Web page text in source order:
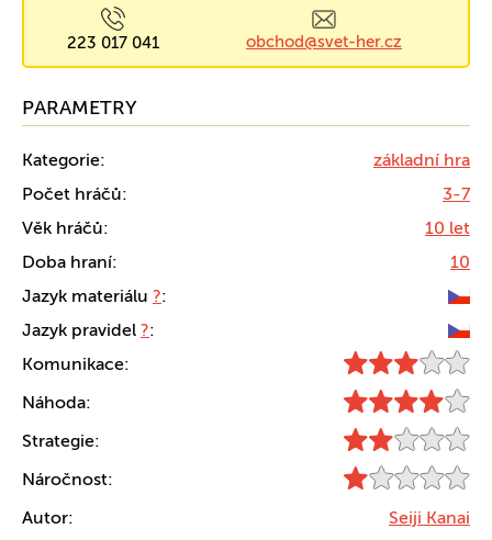
223 017 041 obchod@svet-her.cz
PARAMETRY
Kategorie:
základní hra
Počet hráčů:
3-7
Věk hráčů:
10 let
Doba hraní:
10
Jazyk materiálu ?:
Jazyk pravidel ?:
Komunikace:
Náhoda:
Strategie:
Náročnost:
Autor:
Seiji Kanai